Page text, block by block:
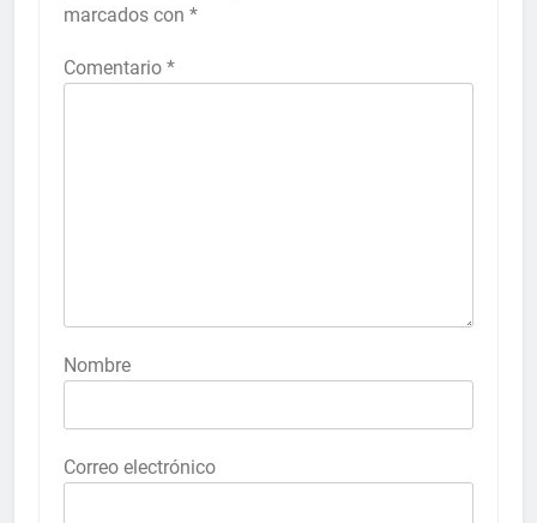
marcados con *
Comentario *
Nombre
Correo electrónico